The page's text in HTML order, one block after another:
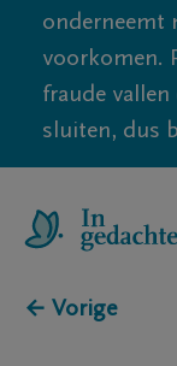
onderneemt
voorkomen.
fraude
sluiten, dus
← Vorige